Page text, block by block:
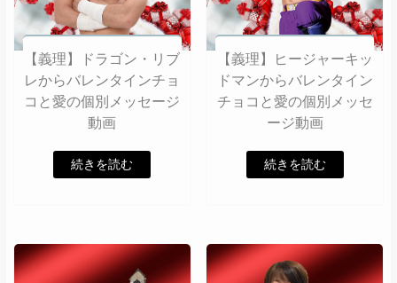
【義理】ドラゴン・リブ
レからバレンタインチョ
コと愛の個別メッセージ
動画
続きを読む
【義理】ヒージャーキッ
ドマンからバレンタイン
チョコと愛の個別メッセ
ージ動画
続きを読む